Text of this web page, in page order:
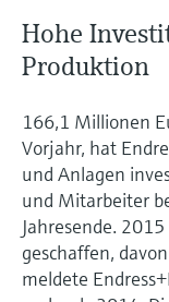
Hohe
Produktion
166,1 Millionen
Vorjahr, hat
und Anlagen
und Mitarbeiter
Jahresende.
geschaffen,
meldete